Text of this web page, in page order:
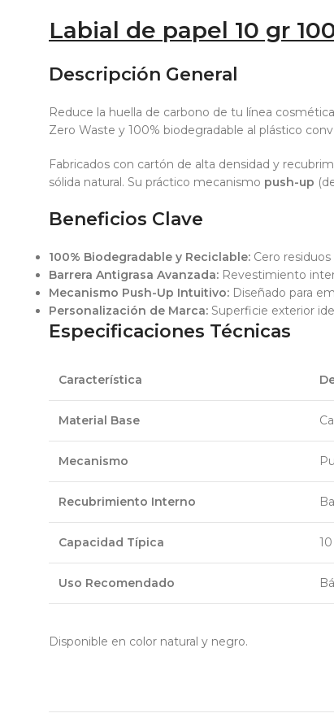
Labial de papel 10 gr
Descripción General
Reduce la huella de carbono de tu línea
Zero Waste y 100% biodegradable al plástico
Fabricados con cartón de alta densidad y
sólida natural. Su práctico mecanismo push-up
Beneficios Clave
100% Biodegradable y Reciclable: Cero
Barrera Antigrasa Avanzada: Revestimiento
Mecanismo Push-Up Intuitivo: Diseñado para
Personalización de Marca: Superficie exterior
Especificaciones Técnicas
Característica
Material Base
Mecanismo
Recubrimiento Interno
Capacidad Típica
Uso Recomendado
Disponible en color natural y negro.